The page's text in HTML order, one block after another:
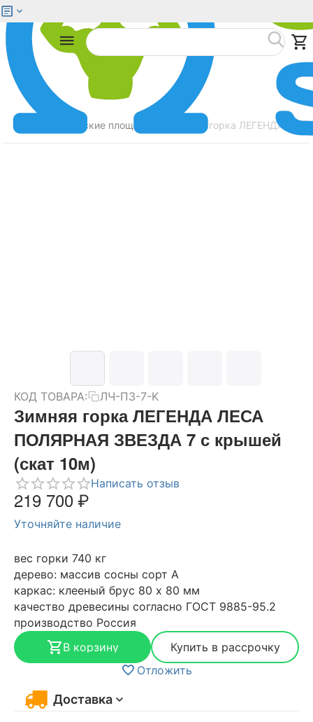
Детские площадки Зимняя горка ЛЕГЕНДА
КОД ТОВАРА: ЛЧ-ПЗ-7-K
Зимняя горка ЛЕГЕНДА ЛЕСА
ПОЛЯРНАЯ ЗВЕЗДА 7 с крышей
(скат 10м)
Написать отзыв
219 700₽
Уточняйте наличие
вес горки 740 кг
дерево: массив сосны сорт А
каркас: клееный брус 80 х 80 мм
качество древесины согласно ГОСТ 9885-95.2
производство Россия
В корзину
Купить в рассрочку
Отложить
Доставка
Меню Найти